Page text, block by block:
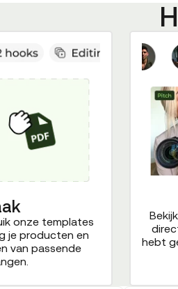
onze templates
je producten en
van passende
hebt